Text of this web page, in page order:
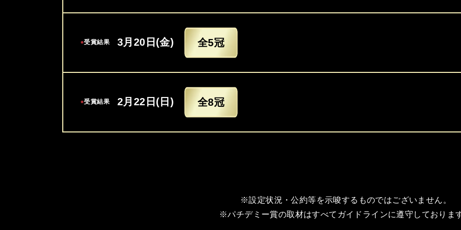
●受賞結果 3月20日(金) 全5冠
●受賞結果 2月22日(日) 全8冠
※設定状況・公約等を示唆するものではございません。
※パチデミー賞の取材はすべてガイドラインに遵守しておりま